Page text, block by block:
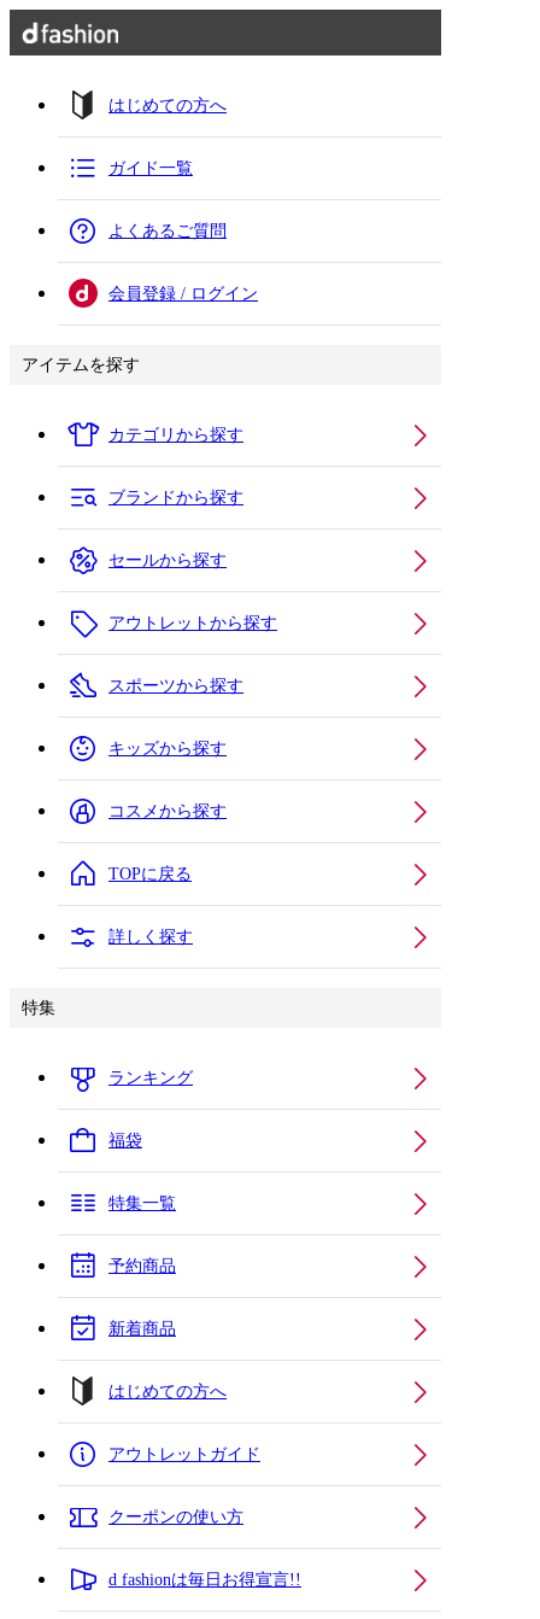
はじめての方へ
ガイド一覧
よくあるご質問
会員登録 / ログイン
アイテムを探す
カテゴリから探す
ブランドから探す
セールから探す
アウトレットから探す
スポーツから探す
キッズから探す
コスメから探す
TOPに戻る
詳しく探す
特集
ランキング
福袋
特集一覧
予約商品
新着商品
はじめての方へ
アウトレットガイド
クーポンの使い方
d fashionは毎日お得宣言!!